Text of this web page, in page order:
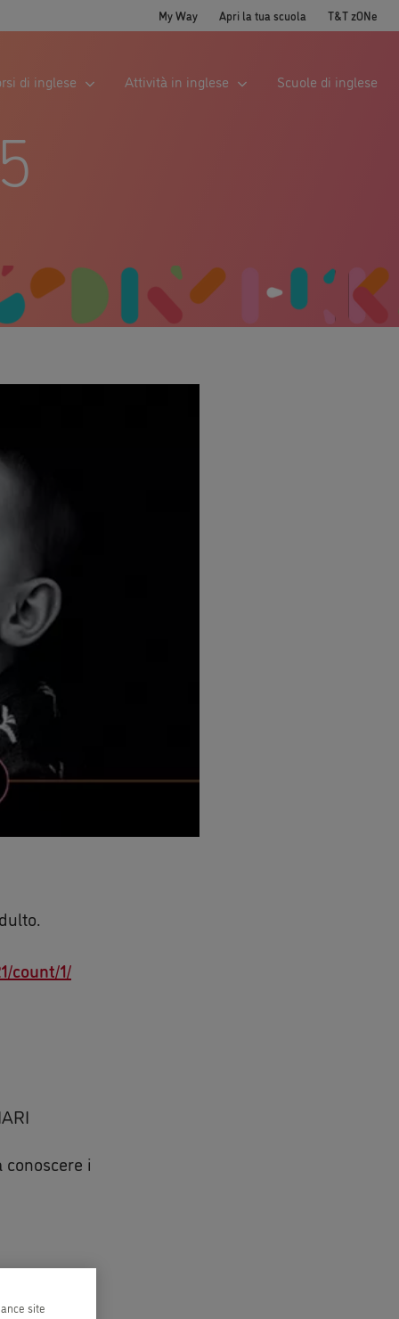
My Way Apri la tua scuola T&T zONe
di inglese Attività in inglese Scuole di inglese
count/1/
i
site